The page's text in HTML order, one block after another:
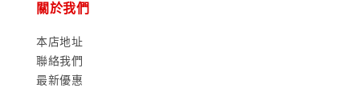
關於我們
本店地址
聯絡我們
最新優惠